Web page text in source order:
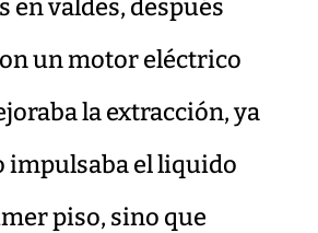
en valdes, después
un motor eléctrico
la extracción, ya
impulsaba el liquido
piso, sino que